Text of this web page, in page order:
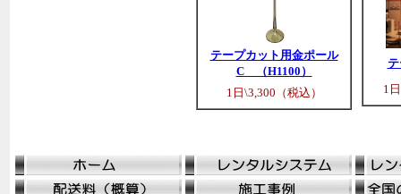
テープカット用金ポール
C （H1100）
1日\3,300（税込）
1